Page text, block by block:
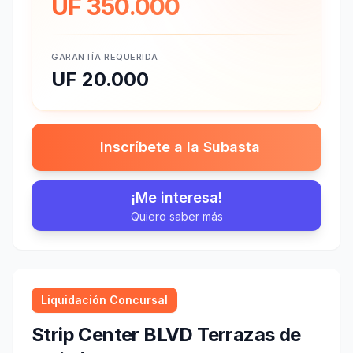
Liquidación Concursal
Strip Center BLVD Terrazas de
UF 350.000
GARANTÍA REQUERIDA
UF 20.000
Inscríbete a la Subasta
¡Me interesa!
Quiero saber más